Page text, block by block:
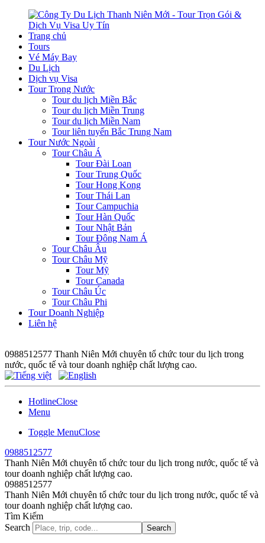
Trang chủ
Tours
Vé Máy Bay
Du Lịch
Dịch vụ Visa
Tour Trong Nước
Tour du lịch Miền Bắc
Tour du lịch Miền Trung
Tour du lịch Miền Nam
Tour liên tuyến Bắc Trung Nam
Tour Nước Ngoài
Tour Châu Á
Tour Đài Loan
Tour Trung Quốc
Tour Hong Kong
Tour Thái Lan
Tour Campuchia
Tour Hàn Quốc
Tour Nhật Bản
Tour Đông Nam Á
Tour Châu Âu
Tour Châu Mỹ
Tour Mỹ
Tour Canada
Tour Châu Úc
Tour Châu Phi
Tour Doanh Nghiệp
Liên hệ
0988512577 Thanh Niên Mới chuyên tổ chức tour du lịch trong
nước, quốc tế và tour doanh nghiệp chất lượng cao.
HotlineClose
Menu
Toggle MenuClose
0988512577
Thanh Niên Mới chuyên tổ chức tour du lịch trong nước, quốc tế và
tour doanh nghiệp chất lượng cao.
0988512577
Thanh Niên Mới chuyên tổ chức tour du lịch trong nước, quốc tế và
tour doanh nghiệp chất lượng cao.
Tìm Kiếm
Search
Search